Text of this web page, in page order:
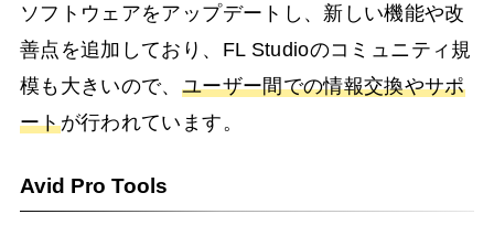
ソフトウェアをアップデートし、新しい機能や改
善点を追加しており、FL Studioのコミュニティ規
模も大きいので、 ユーザー間での情報交換やサポ
ートが行われています。
Avid Pro Tools